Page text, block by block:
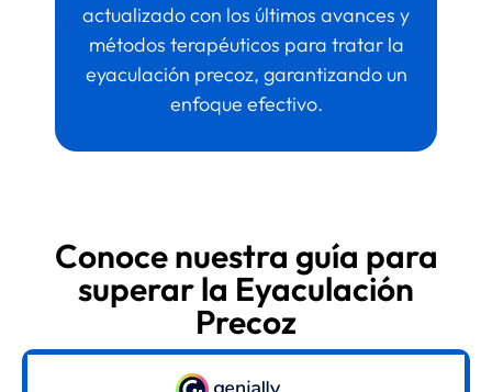
actualizado con los últimos avances y
métodos terapéuticos para tratar la
eyaculación precoz, garantizando un
enfoque efectivo.
Conoce nuestra guía para
superar la Eyaculación
Precoz